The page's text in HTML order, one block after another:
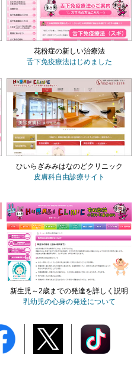
花粉症の新しい治療法
舌下免疫療法はじめました
ひいらぎみみはなのどクリニック
皮膚科自由診療サイト
新生児～2歳までの発達を詳しく説明
乳幼児の心身の発達について